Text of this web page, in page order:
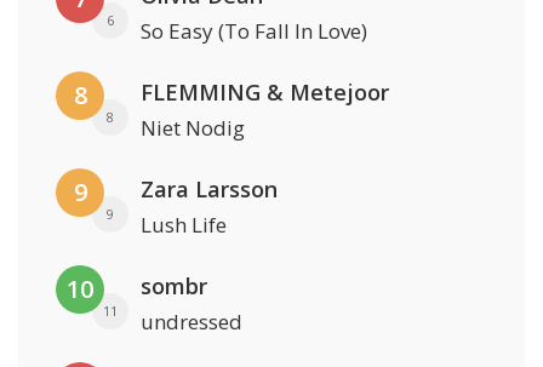
6 So Easy (To Fall In Love)
8
8
FLEMMING & Metejoor
Niet Nodig
9
9
Zara Larsson
Lush Life
10
11
sombr
undressed